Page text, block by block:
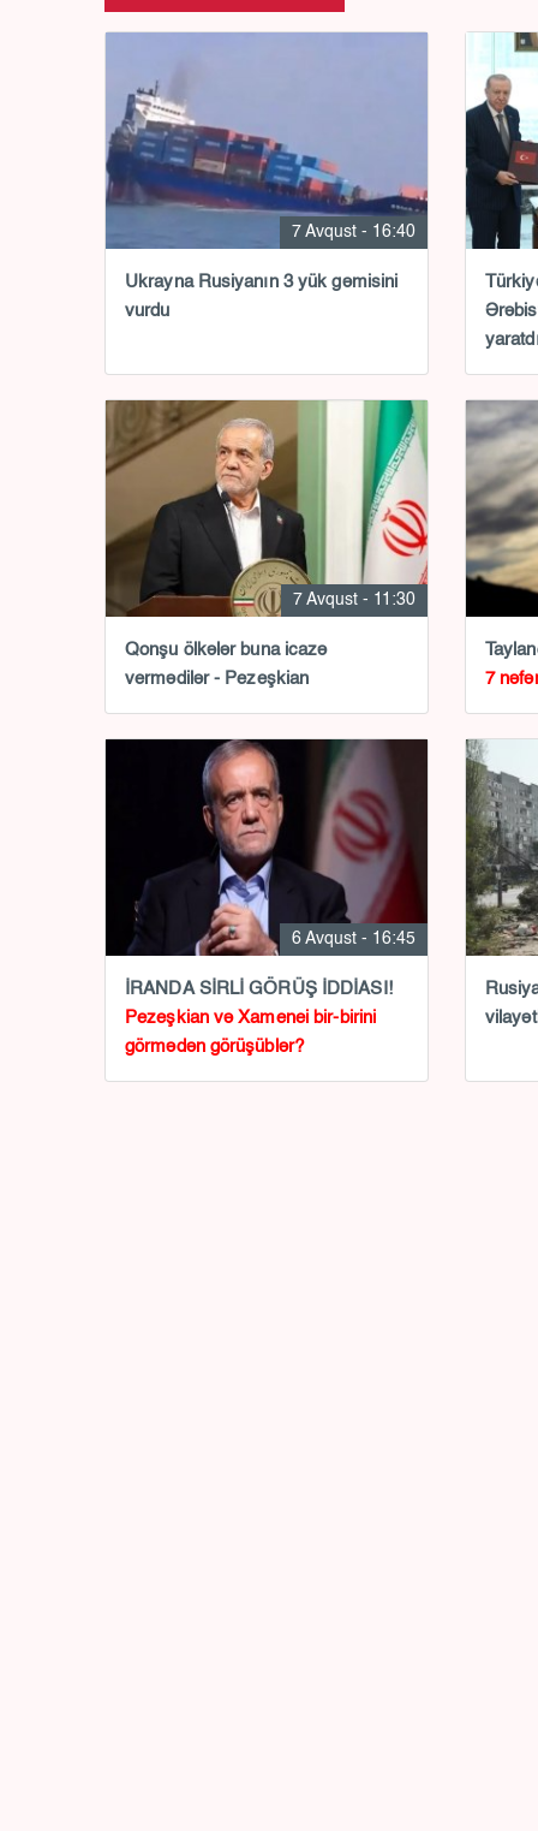
7 Avqust - 16:40
Ukrayna Rusiyanın 3 yük gəmisini
vurdu
7 Avqust - 11:30
Qonşu ölkələr buna icazə
vermədilər - Pezeşkian
7
6 Avqust - 16:45
İRANDA SİRLİ GÖRÜŞ İDDİASI!
Pezeşkian və Xamenei bir-birini
görmədən görüşüblər?